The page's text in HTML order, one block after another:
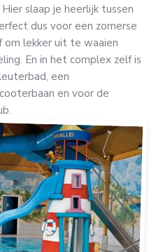
slaap je heerlijk tussen
dus voor een zomerse
om lekker uit te waaien
En in het complex zelf is
een
en voor de